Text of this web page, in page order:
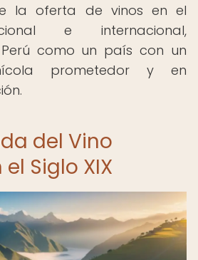
la oferta de vinos en el
e internacional,
como un país con un
prometedor y en
del Vino
Siglo XIX